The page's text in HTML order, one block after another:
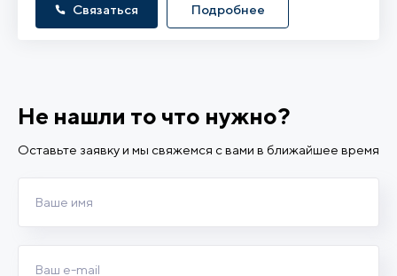
Связаться Подробнее
Не нашли то что нужно?
Оставьте заявку и мы свяжемся с вами в ближайшее время